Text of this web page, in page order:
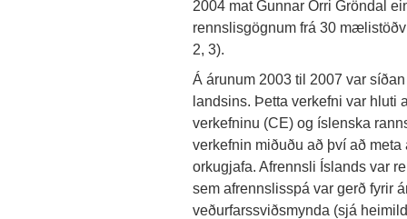
2004 mat Gunnar Orri Gröndal
rennslisgögnum frá 30
2, 3).
Á árunum 2003 til 2007 var
landsins. Þetta verkefni var hluti
verkefninu (CE) og íslenska
verkefnin miðuðu að því að
orkugjafa. Afrennsli Íslands var
sem afrennslisspá var gerð fyrir
veðurfarssviðsmynda (sjá